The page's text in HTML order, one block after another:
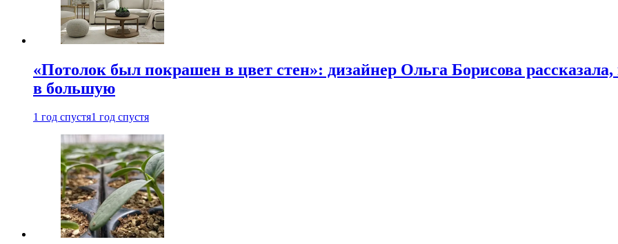
«Потолок был покрашен в цвет стен»: дизайнер Ольга Борисова
в большую
1 год спустя1 год спустя